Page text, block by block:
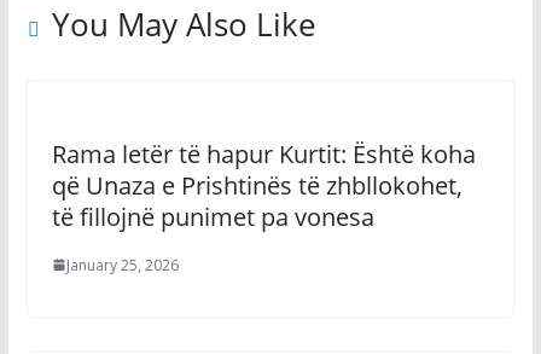
You May Also Like
Rama letër të hapur Kurtit: Është koha
që Unaza e Prishtinës të zhbllokohet,
të fillojnë punimet pa vonesa
January 25, 2026